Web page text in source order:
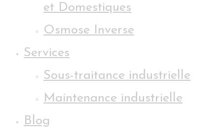
et Domestiques
Osmose Inverse
Services
Sous-traitance industrielle
Maintenance industrielle
Blog